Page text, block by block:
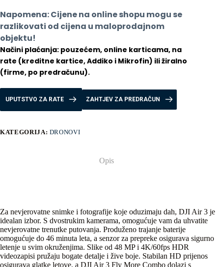
količina
Napomena: Cijene na online shopu mogu se
razlikovati od cijena u maloprodajnom
objektu!
Načini plaćanja: pouzećem, online karticama, na
rate (kreditne kartice, Addiko i Mikrofin) ili žiralno
(firme, po predračunu).
UPUTSTVO ZA RATE ZAHTJEV ZA PREDRAČUN
KATEGORIJA: DRONOVI
Opis
Za nevjerovatne snimke i fotografije koje oduzimaju dah, DJI Air 3 je
idealan izbor. S dvostrukim kamerama, omogućuje vam da uhvatite
nevjerovatne trenutke putovanja. Produženo trajanje baterije
omogućuje do 46 minuta leta, a senzor za prepreke osigurava sigurno
letenje u svim okruženjima. Slike od 48 MP i 4K/60fps HDR
videozapisi pružaju bogate detalje i žive boje. Stabilan HD prijenos
osigurava glatke letove, a DJI Air 3 Fly More Combo dolazi s